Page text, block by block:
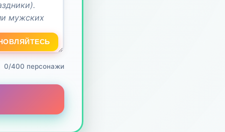
0/400 персонажи